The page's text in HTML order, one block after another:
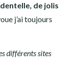
de jolis
j’ai toujours
différents sites